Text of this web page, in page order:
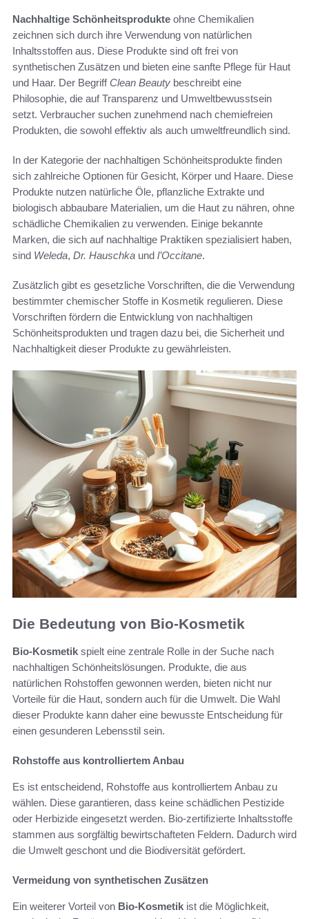
Nachhaltige Schönheitsprodukte ohne Chemikalien
zeichnen sich durch ihre Verwendung von natürlichen
Inhaltsstoffen aus. Diese Produkte sind oft frei von
synthetischen Zusätzen und bieten eine sanfte Pflege für Haut
und Haar. Der BegriffClean Beauty beschreibt eine
Philosophie, die auf Transparenz und Umweltbewusstsein
setzt. Verbraucher suchen zunehmend nach chemiefreien
Produkten, die sowohl effektiv als auch umweltfreundlich sind.
In der Kategorie der nachhaltigen Schönheitsprodukte finden
sich zahlreiche Optionen für Gesicht, Körper und Haare. Diese
Produkte nutzen natürliche Öle, pflanzliche Extrakte und
biologisch abbaubare Materialien, um die Haut zu nähren, ohne
schädliche Chemikalien zu verwenden. Einige bekannte
Marken, die sich auf nachhaltige Praktiken spezialisiert haben,
sind Weleda, Dr. Hauschka und l’Occitane.
Zusätzlich gibt es gesetzliche Vorschriften, die die Verwendung
bestimmter chemischer Stoffe in Kosmetik regulieren. Diese
Vorschriften fördern die Entwicklung von nachhaltigen
Schönheitsprodukten und tragen dazu bei, die Sicherheit und
Nachhaltigkeit dieser Produkte zu gewährleisten.
Die Bedeutung von Bio-Kosmetik
Bio-Kosmetik spielt eine zentrale Rolle in der Suche nach
nachhaltigen Schönheitslösungen. Produkte, die aus
natürlichen Rohstoffen gewonnen werden, bieten nicht nur
Vorteile für die Haut, sondern auch für die Umwelt. Die Wahl
dieser Produkte kann daher eine bewusste Entscheidung für
einen gesunderen Lebensstil sein.
Rohstoffe aus kontrolliertem Anbau
Es ist entscheidend, Rohstoffe aus kontrolliertem Anbau zu
wählen. Diese garantieren, dass keine schädlichen Pestizide
oder Herbizide eingesetzt werden. Bio-zertifizierte Inhaltsstoffe
stammen aus sorgfältig bewirtschafteten Feldern. Dadurch wird
die Umwelt geschont und die Biodiversität gefördert.
Vermeidung von synthetischen Zusätzen
Ein weiterer Vorteil von Bio-Kosmetik ist die Möglichkeit,